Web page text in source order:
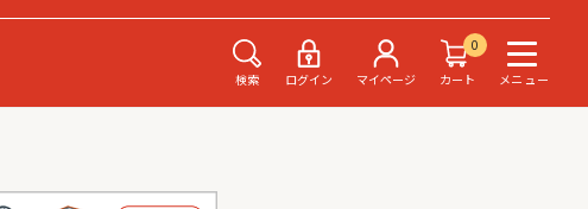
検索 ログイン マイページ
0
カート
メニュー